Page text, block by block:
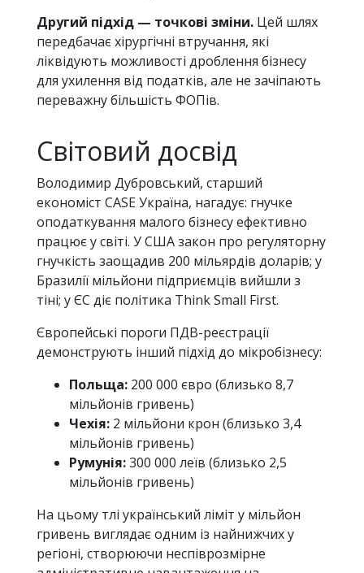
Другий підхід — точкові зміни. Цей шлях
передбачає хірургічні втручання, які
ліквідують можливості дроблення бізнесу
для ухилення від податків, але не зачіпають
переважну більшість ФОПів.
Світовий досвід
Володимир Дубровський, старший
економіст CASE Україна, нагадує: гнучке
оподаткування малого бізнесу ефективно
працює у світі. У США закон про регуляторну
гнучкість заощадив 200 мільярдів доларів; у
Бразилії мільйони підприємців вийшли з
тіні; у ЄС діє політика Think Small First.
Європейські пороги ПДВ-реєстрації
демонструють інший підхід до мікробізнесу:
Польща: 200 000 євро (близько 8,7
мільйонів гривень)
Чехія: 2 мільйони крон (близько 3,4
мільйонів гривень)
Румунія:300 000 леїв (близько 2,5
мільйонів гривень)
На цьому тлі український ліміт у мільйон
гривень виглядає одним із найнижчих у
регіоні, створюючи неспіврозмірне